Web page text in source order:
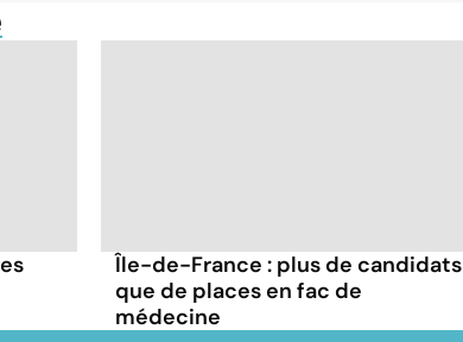
Île-de-France : plus de candidats
que de places en fac de
médecine